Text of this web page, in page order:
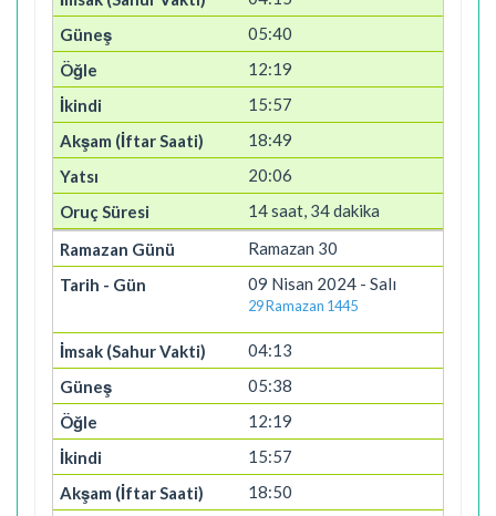
05:40
12:19
15:57
18:49
20:06
14 saat, 34 dakika
Ramazan 30
09 Nisan 2024 - Salı
29 Ramazan 1445
04:13
05:38
12:19
15:57
18:50